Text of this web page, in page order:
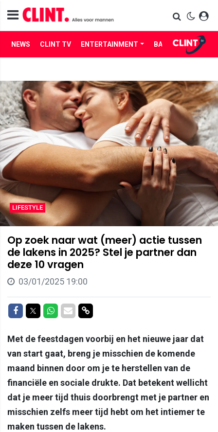
NEWS CLINT TV ENTERTAINMENT BABES LIFE
LIFESTYLE
Op zoek naar wat (meer) actie tussen
de lakens in 2025? Stel je partner dan
deze 10 vragen
03/01/2025 19:00
Delen op Facebook
Delen op Twitter
Delen op Whatsapp
Delen via Mail
Delen via link
Met de feestdagen voorbij en het nieuwe jaar dat
van start gaat, breng je misschien de komende
maand binnen door om je te herstellen van de
financiële en sociale drukte. Dat betekent wellicht
dat je meer tijd thuis doorbrengt met je partner en
misschien zelfs meer tijd hebt om het intiemer te
maken tussen de lakens.